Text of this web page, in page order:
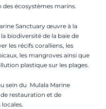
écosystèmes marins.
Sanctuary œuvre à la
biodiversité de la baie de
les récifs coralliens, les
les mangroves ainsi que
plastique sur les plages.
sein du Mulala Marine
restauration et de